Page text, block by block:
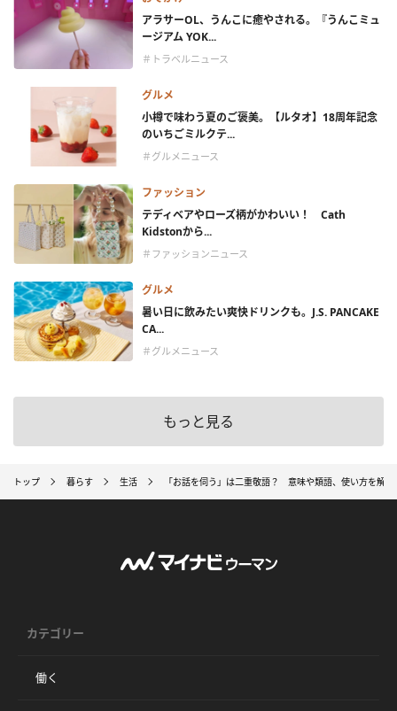
アラサーOL、うんこに癒やされる。『うんこミュ
ージアム YOK...
＃トラベルニュース
グルメ
小樽で味わう夏のご褒美。【ルタオ】18周年記念
のいちごミルクテ...
＃グルメニュース
ファッション
テディベアやローズ柄がかわいい！ Cath
Kidstonから...
＃ファッションニュース
グルメ
暑い日に飲みたい爽快ドリンクも。J.S. PANCAKE
CA...
＃グルメニュース
もっと見る
トップ 暮らす 生活 「お話を伺う」は二重敬語？ 意味や類語、使い方を解説
カテゴリー
働く